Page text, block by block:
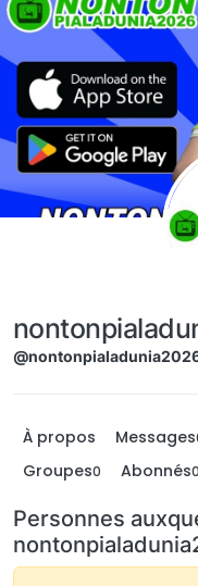
Aller directement au
À propos Messages
Groupes0 Abonnés0
Personnes